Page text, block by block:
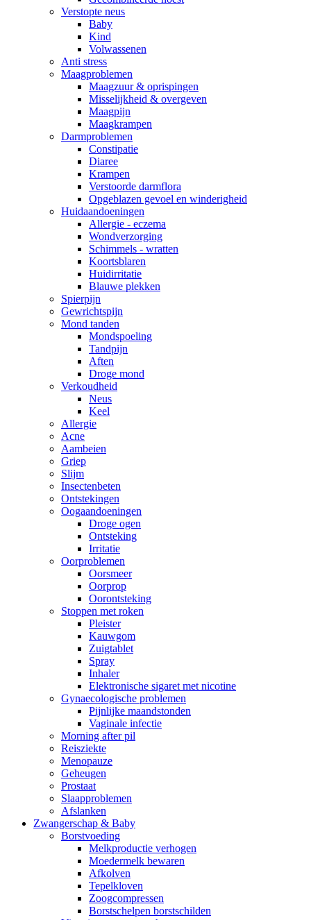
Verstopte neus
Baby
Kind
Volwassenen
Anti stress
Maagproblemen
Maagzuur & oprispingen
Misselijkheid & overgeven
Maagpijn
Maagkrampen
Darmproblemen
Constipatie
Diaree
Krampen
Verstoorde darmflora
Opgeblazen gevoel en winderigheid
Huidaandoeningen
Allergie - eczema
Wondverzorging
Schimmels - wratten
Koortsblaren
Huidirritatie
Blauwe plekken
Spierpijn
Gewrichtspijn
Mond tanden
Mondspoeling
Tandpijn
Aften
Droge mond
Verkoudheid
Neus
Keel
Allergie
Acne
Aambeien
Griep
Slijm
Insectenbeten
Ontstekingen
Oogaandoeningen
Droge ogen
Ontsteking
Irritatie
Oorproblemen
Oorsmeer
Oorprop
Oorontsteking
Stoppen met roken
Pleister
Kauwgom
Zuigtablet
Spray
Inhaler
Elektronische sigaret met nicotine
Gynaecologische problemen
Pijnlijke maandstonden
Vaginale infectie
Morning after pil
Reisziekte
Menopauze
Geheugen
Prostaat
Slaapproblemen
Afslanken
Zwangerschap & Baby
Borstvoeding
Melkproductie verhogen
Moedermelk bewaren
Afkolven
Tepelkloven
Zoogcompressen
Borstschelpen borstschilden